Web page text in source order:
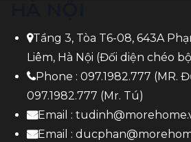
Tầng 3, Tòa T6-08, 643A
Liêm, Hà Nội (Đối diện chéo
Phone : 097.1982.777 (MR.
097.1982.777 (Mr. Tú)
Email :
Email :